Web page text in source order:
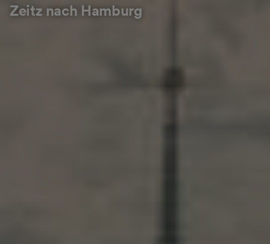
Zeitz nach Hamburg